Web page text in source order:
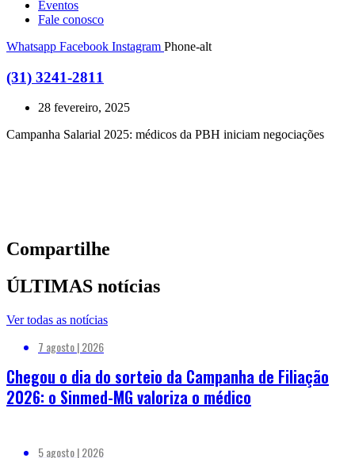
Eventos
Fale conosco
Whatsapp Facebook Instagram Phone-alt
(31) 3241-2811
28 fevereiro, 2025
Campanha Salarial 2025: médicos da PBH iniciam negociações
Compartilhe
ÚLTIMAS notícias
Ver todas as notícias
7 agosto | 2026
Chegou o dia do sorteio da Campanha de Filiação
2026: o Sinmed-MG valoriza o médico
5 agosto | 2026